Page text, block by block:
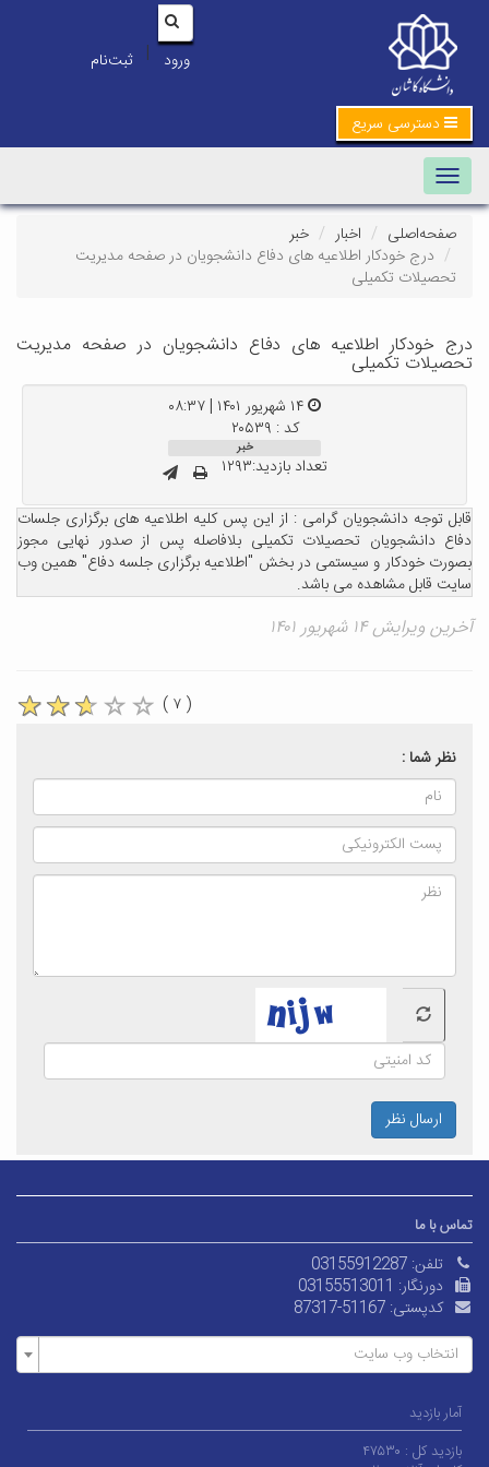
ورود | ثبت‌نام
دسترسی سریع
Toggle navigation
صفحه‌اصلی اخبار
خبر
درج خودکار اطلاعیه های دفاع دانشجویان در صفحه مدیریت
تحصیلات تکمیلی
درج خودکار اطلاعیه های دفاع دانشجویان در صفحه مدیریت
تحصیلات تکمیلی
کد : ۲۰۵۳۹
خبر
تعداد بازدید:۱۲۹۳
قابل توجه دانشجویان گرامی : از این پس کلیه اطلاعیه های برگزاری جلسات
دفاع دانشجویان تحصیلات تکمیلی بلافاصله پس از صدور نهایی مجوز
بصورت خودکار و سیستمی در بخش "اطلاعیه برگزاری جلسه دفاع" همین وب
سایت قابل مشاهده می باشد.
آخرین ویرایش ۱۴ شهریور ۱۴۰۱
( ۷ )
نظر شما :
ارسال نظر
تماس با ما
تلفن: 03155912287
دورنگار: 03155513011
کدپستی: 87317-51167
انتخاب وب سایت
آمار بازدید
بازدید کل : ۴۷۵۳۰